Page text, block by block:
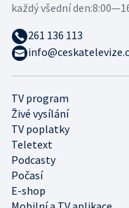
TV program
Živé vysílání
TV poplatky
Teletext
Podcasty
Počasí
E-shop
každý všední den:
261 136 113